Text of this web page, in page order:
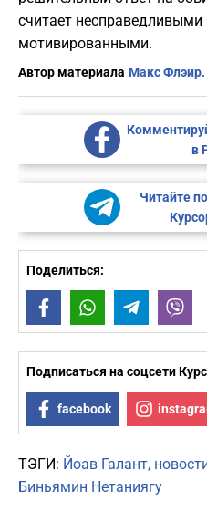
считает несправедливыми
мотивированными.
Автор материала Макс Флэир.
в
Читайте
Поделиться:
FacebookWhatsAppTelegram
Подписаться на соцсети
facebook
ТЭГИ: Йоав Галант
Биньямин Нетаниягу